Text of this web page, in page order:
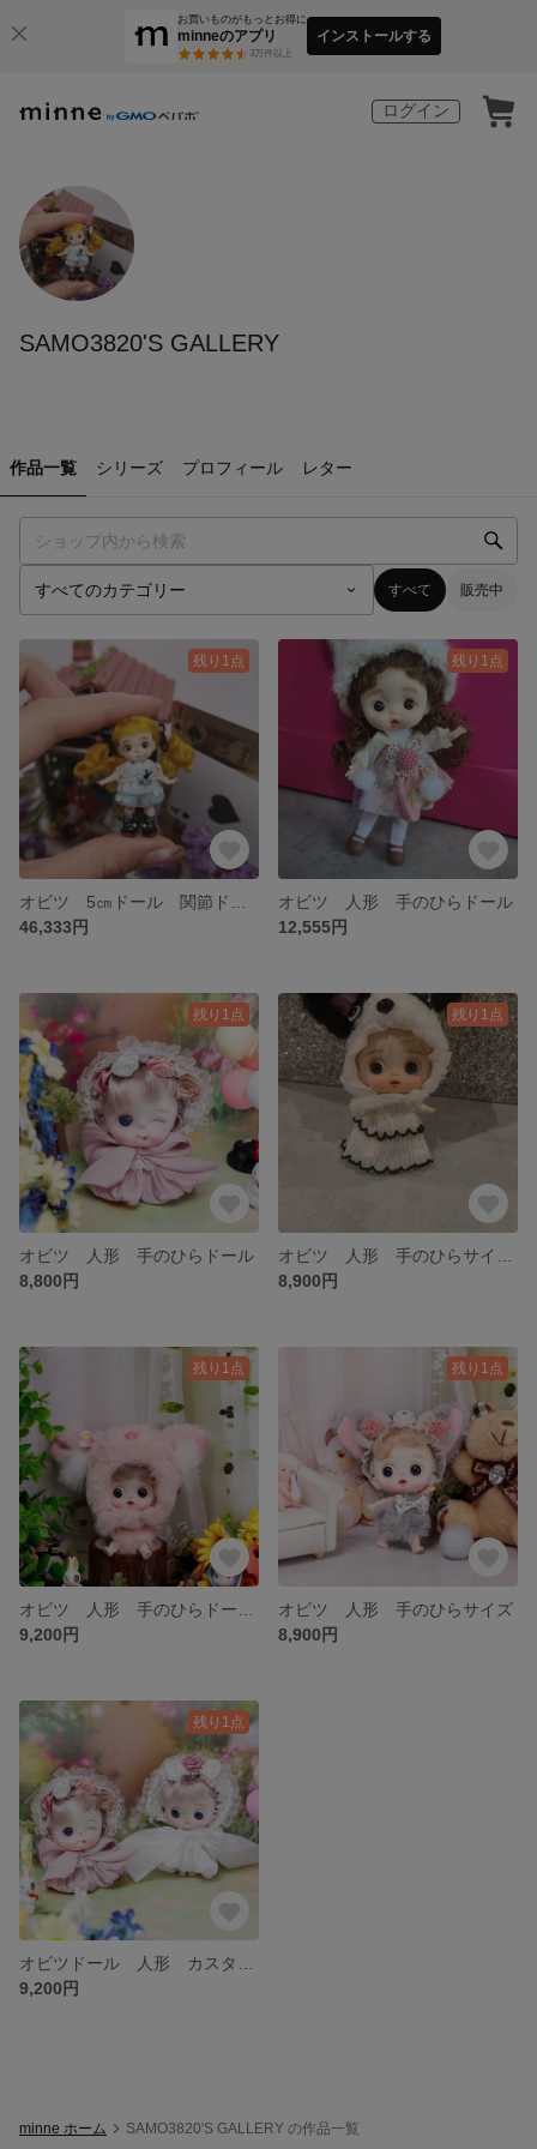
お買いものがもっとお得に
minneのアプリ
3万件以上
インストールする
ログイン
SAMO3820'S GALLERY
作品一覧 シリーズ プロフィール レター
すべて 販売中
残り1点
46,333円
残り1点
オビツ 人形 手のひらドール
12,555円
残り1点
オビツ 人形 手のひらドール
8,800円
残り1点
8,900円
残り1点
9,200円
残り1点
オビツ 人形 手のひらサイズ
8,900円
残り1点
9,200円
minne ホーム SAMO3820'S GALLERY の作品一覧